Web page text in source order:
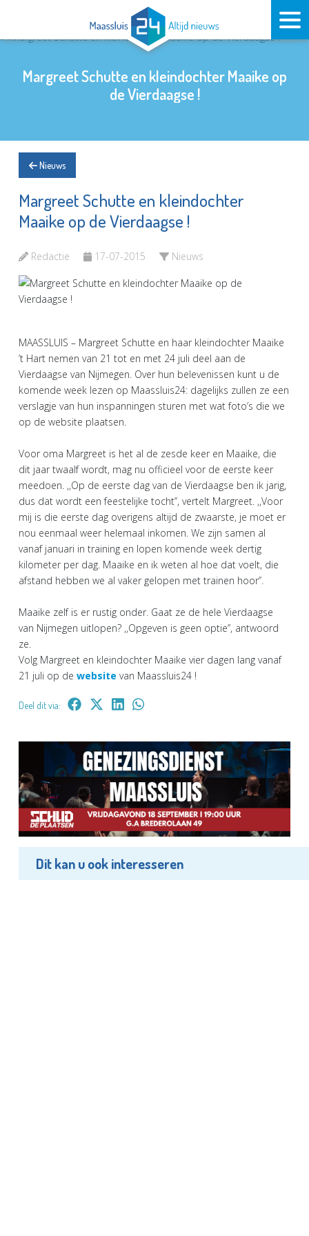
Margreet Schutte en kleindochter Maaike op
de Vierdaagse !
Nieuws
Margreet Schutte en kleindochter
Maaike op de Vierdaagse !
Redactie 17-07-2015 Nieuws
MAASSLUIS – Margreet Schutte en haar kleindochter Maaike
’t Hart nemen van 21 tot en met 24 juli deel aan de
Vierdaagse van Nijmegen. Over hun belevenissen kunt u de
komende week lezen op Maassluis24: dagelijks zullen ze een
verslagje van hun inspanningen sturen met wat foto’s die we
op de website plaatsen.
Voor oma Margreet is het al de zesde keer en Maaike, die
dit jaar twaalf wordt, mag nu officieel voor de eerste keer
meedoen. ,,Op de eerste dag van de Vierdaagse ben ik jarig,
dus dat wordt een feestelijke tocht’’, vertelt Margreet. ,,Voor
mij is die eerste dag overigens altijd de zwaarste, je moet er
nou eenmaal weer helemaal inkomen. We zijn samen al
vanaf januari in training en lopen komende week dertig
kilometer per dag. Maaike en ik weten al hoe dat voelt, die
afstand hebben we al vaker gelopen met trainen hoor’’.
Maaike zelf is er rustig onder. Gaat ze de hele Vierdaagse
van Nijmegen uitlopen? ,,Opgeven is geen optie’’, antwoord
ze.
Volg Margreet en kleindochter Maaike vier dagen lang vanaf
21 juli op de website van Maassluis24 !
Deel dit via:
Dit kan u ook interesseren